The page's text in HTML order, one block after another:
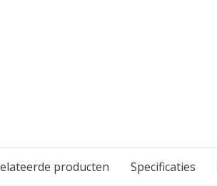
producten Specificaties